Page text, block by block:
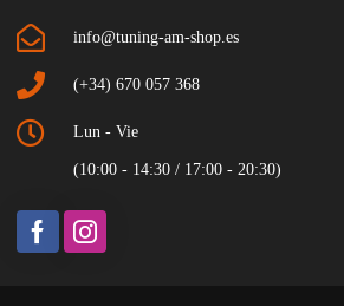
info@tuning-am-shop.es
(+34) 670 057 368
Lun - Vie
(10:00 - 14:30 / 17:00 - 20:30)